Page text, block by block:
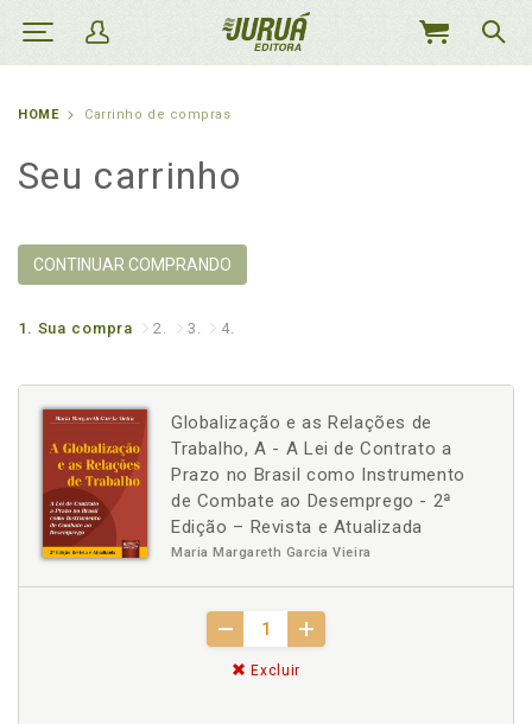
MEU
HOME Carrinho de compras
Seu carrinho
CONTINUAR COMPRANDO
1. Sua compra 2. 3. 4.
Globalização e as Relações de
Trabalho, A - A Lei de Contrato a
Prazo no Brasil como Instrumento
de Combate ao Desemprego - 2ª
Edição – Revista e Atualizada
Maria Margareth Garcia Vieira
Excluir